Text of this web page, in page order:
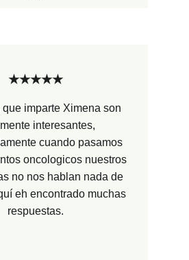
que imparte Ximena son
interesantes,
cuando pasamos
oncologicos nuestros
no nos hablan nada de
eh encontrado muchas
respuestas.
★★★★★